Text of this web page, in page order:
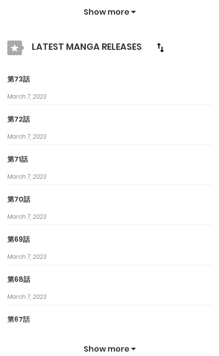
られてしまった雅。垢抜けない容姿を変えて生まれ変わろうと決
ポートすると言い…？どん底に突き落とされた地味女の逆襲が今始
まる！
Show more
LATEST MANGA RELEASES
第73話
March 7, 2023
第72話
March 7, 2023
第71話
March 7, 2023
第70話
March 7, 2023
第69話
March 7, 2023
第68話
March 7, 2023
第67話
Show more